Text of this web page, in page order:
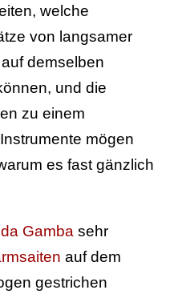
welche
von langsamer
demselben
und die
zu einem
mögen
es fast gänzlich
Gamba sehr
auf dem
gestrichen